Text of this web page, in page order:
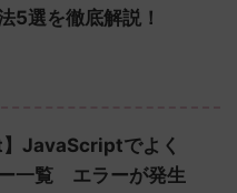
5選を徹底解説！
JavaScriptでよく
一覧 エラーが発生